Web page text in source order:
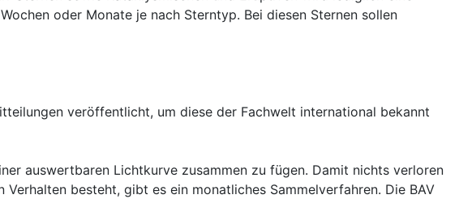
oder Monate je nach Sterntyp. Bei diesen Sternen sollen
veröffentlicht, um diese der Fachwelt international bekannt
auswertbaren Lichtkurve zusammen zu fügen. Damit nichts verloren
besteht, gibt es ein monatliches Sammelverfahren. Die BAV